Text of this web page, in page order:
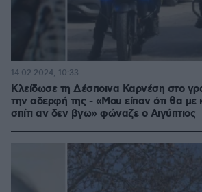
Κλείδωσε τη Δέσποινα Καρνέση στο
την αδερφή της - «Μου είπαν ότι θα
σπίτι αν δεν βγω» φώναζε ο Αιγύπτιος
14.02.2024, 10:33